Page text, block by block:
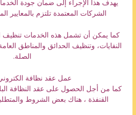
يهدف هذا الإجراء إلى ضمان جودة
الشركات المعتمدة تلتزم بالمعايير
كما يمكن أن تشمل هذه الخدمات تنظيف
النفايات، وتنظيف الحدائق والمناطق
الصلة.
عمل عقد نظافة الكتروني
كما من أجل الحصول على عقد النظافة
القنفذة ، هناك بعض الشروط